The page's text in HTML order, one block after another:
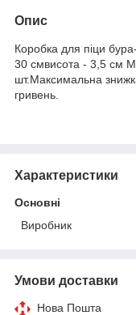
Опис
Коробка для піци
30 смвисота - 3,5 см
шт.Максимальна
гривень.
Характеристики
Основні
Виробник
Умови доставки
Нова Пошта